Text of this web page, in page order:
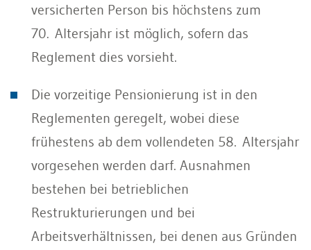
versicherten Person bis höchstens zum
70. Altersjahr ist möglich, sofern das
Reglement dies vorsieht.
Die vorzeitige Pensionierung ist in den
Reglementen geregelt, wobei diese
frühestens ab dem vollendeten 58. Altersjahr
vorgesehen werden darf. Ausnahmen
bestehen bei betrieblichen
Restrukturierungen und bei
Arbeitsverhältnissen, bei denen aus Gründen